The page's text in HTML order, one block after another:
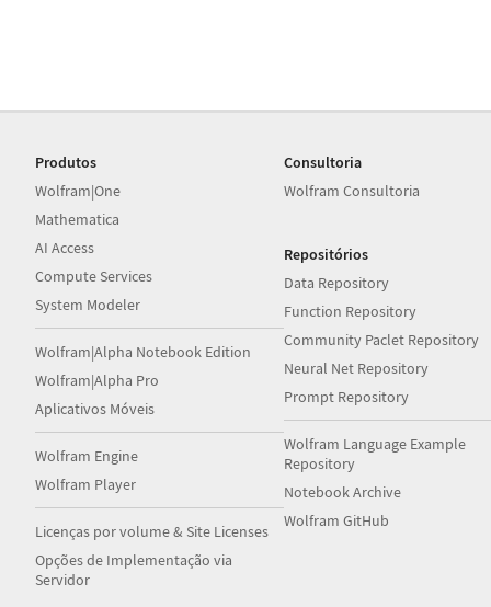
Produtos
Wolfram|One
Mathematica
AI Access
Compute Services
System Modeler
Wolfram|Alpha Notebook Edition
Wolfram|Alpha Pro
Aplicativos Móveis
Wolfram Engine
Wolfram Player
Licenças por volume & Site Licenses
Opções de Implementação via
Servidor
Consultoria
Wolfram Consultoria
Repositórios
Data Repository
Function Repository
Community Paclet Repository
Neural Net Repository
Prompt Repository
Wolfram Language Example
Repository
Notebook Archive
Wolfram GitHub